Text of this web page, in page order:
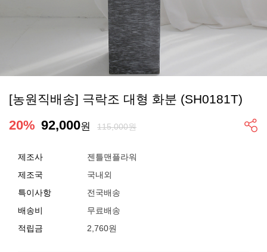
[농원직배송] 극락조 대형 화분 (SH0181T)
20% 92,000원 115,000원
제조사
젠틀맨플라워
제조국
국내외
특이사항
전국배송
배송비
무료배송
적립금
2,760원